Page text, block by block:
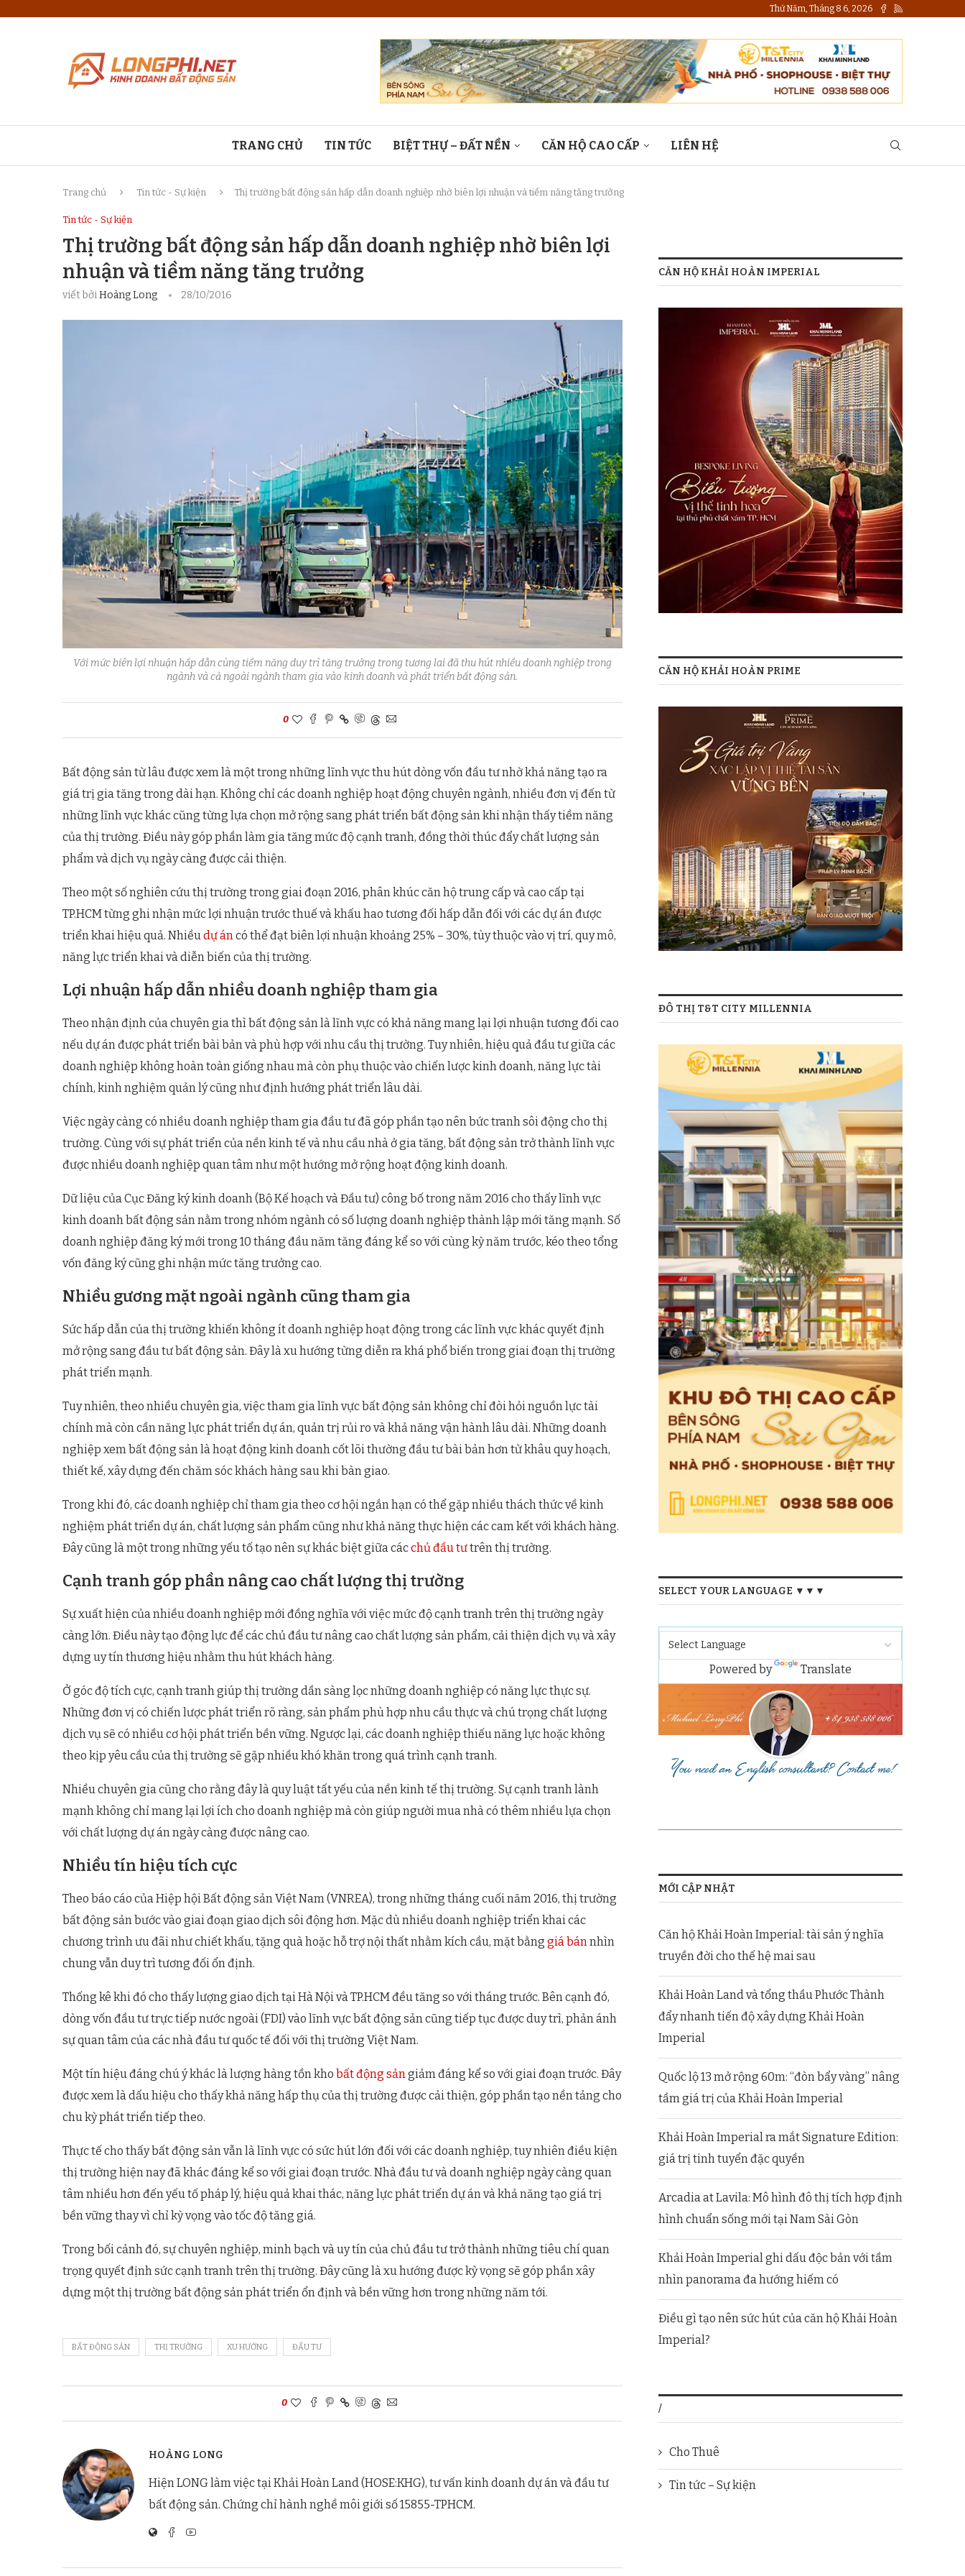
Thứ Năm, Tháng 8 6, 2026
TRANG CHỦ TIN TỨC BIỆT THỰ – ĐẤT NỀN CĂN HỘ CAO CẤP LIÊN HỆ
Trang chủ Tin tức - Sự kiện Thị trường bất động sản hấp dẫn doanh nghiệp nhờ biên lợi nhuận và tiềm năng tăng trưởng
Tin tức - Sự kiện
Thị trường bất động sản hấp dẫn doanh nghiệp nhờ biên lợi
nhuận và tiềm năng tăng trưởng
viết bởiHoàng Long 28/10/2016
Với mức biên lợi nhuận hấp dẫn cùng tiềm năng duy trì tăng trưởng trong tương lai đã thu hút nhiều doanh nghiệp trong
ngành và cả ngoài ngành tham gia vào kinh doanh và phát triển bất động sản.
0
Bất động sản từ lâu được xem là một trong những lĩnh vực thu hút dòng vốn đầu tư nhờ khả năng tạo ra
giá trị gia tăng trong dài hạn. Không chỉ các doanh nghiệp hoạt động chuyên ngành, nhiều đơn vị đến từ
những lĩnh vực khác cũng từng lựa chọn mở rộng sang phát triển bất động sản khi nhận thấy tiềm năng
của thị trường. Điều này góp phần làm gia tăng mức độ cạnh tranh, đồng thời thúc đẩy chất lượng sản
phẩm và dịch vụ ngày càng được cải thiện.
Theo một số nghiên cứu thị trường trong giai đoạn 2016, phân khúc căn hộ trung cấp và cao cấp tại
TP.HCM từng ghi nhận mức lợi nhuận trước thuế và khấu hao tương đối hấp dẫn đối với các dự án được
triển khai hiệu quả. Nhiềudự áncó thể đạt biên lợi nhuận khoảng 25% – 30%, tùy thuộc vào vị trí, quy mô,
năng lực triển khai và diễn biến của thị trường.
Lợi nhuận hấp dẫn nhiều doanh nghiệp tham gia
Theo nhận định của chuyên gia thì bất động sản là lĩnh vực có khả năng mang lại lợi nhuận tương đối cao
nếu dự án được phát triển bài bản và phù hợp với nhu cầu thị trường. Tuy nhiên, hiệu quả đầu tư giữa các
doanh nghiệp không hoàn toàn giống nhau mà còn phụ thuộc vào chiến lược kinh doanh, năng lực tài
chính, kinh nghiệm quản lý cũng như định hướng phát triển lâu dài.
Việc ngày càng có nhiều doanh nghiệp tham gia đầu tư đã góp phần tạo nên bức tranh sôi động cho thị
trường. Cùng với sự phát triển của nền kinh tế và nhu cầu nhà ở gia tăng, bất động sản trở thành lĩnh vực
được nhiều doanh nghiệp quan tâm như một hướng mở rộng hoạt động kinh doanh.
Dữ liệu của Cục Đăng ký kinh doanh (Bộ Kế hoạch và Đầu tư) công bố trong năm 2016 cho thấy lĩnh vực
kinh doanh bất động sản nằm trong nhóm ngành có số lượng doanh nghiệp thành lập mới tăng mạnh. Số
doanh nghiệp đăng ký mới trong 10 tháng đầu năm tăng đáng kể so với cùng kỳ năm trước, kéo theo tổng
vốn đăng ký cũng ghi nhận mức tăng trưởng cao.
Nhiều gương mặt ngoài ngành cũng tham gia
Sức hấp dẫn của thị trường khiến không ít doanh nghiệp hoạt động trong các lĩnh vực khác quyết định
mở rộng sang đầu tư bất động sản. Đây là xu hướng từng diễn ra khá phổ biến trong giai đoạn thị trường
phát triển mạnh.
Tuy nhiên, theo nhiều chuyên gia, việc tham gia lĩnh vực bất động sản không chỉ đòi hỏi nguồn lực tài
chính mà còn cần năng lực phát triển dự án, quản trị rủi ro và khả năng vận hành lâu dài. Những doanh
nghiệp xem bất động sản là hoạt động kinh doanh cốt lõi thường đầu tư bài bản hơn từ khâu quy hoạch,
thiết kế, xây dựng đến chăm sóc khách hàng sau khi bàn giao.
Trong khi đó, các doanh nghiệp chỉ tham gia theo cơ hội ngắn hạn có thể gặp nhiều thách thức về kinh
nghiệm phát triển dự án, chất lượng sản phẩm cũng như khả năng thực hiện các cam kết với khách hàng.
Đây cũng là một trong những yếu tố tạo nên sự khác biệt giữa cácchủ đầu tưtrên thị trường.
Cạnh tranh góp phần nâng cao chất lượng thị trường
Sự xuất hiện của nhiều doanh nghiệp mới đồng nghĩa với việc mức độ cạnh tranh trên thị trường ngày
càng lớn. Điều này tạo động lực để các chủ đầu tư nâng cao chất lượng sản phẩm, cải thiện dịch vụ và xây
dựng uy tín thương hiệu nhằm thu hút khách hàng.
Ở góc độ tích cực, cạnh tranh giúp thị trường dần sàng lọc những doanh nghiệp có năng lực thực sự.
Những đơn vị có chiến lược phát triển rõ ràng, sản phẩm phù hợp nhu cầu thực và chú trọng chất lượng
dịch vụ sẽ có nhiều cơ hội phát triển bền vững. Ngược lại, các doanh nghiệp thiếu năng lực hoặc không
theo kịp yêu cầu của thị trường sẽ gặp nhiều khó khăn trong quá trình cạnh tranh.
Nhiều chuyên gia cũng cho rằng đây là quy luật tất yếu của nền kinh tế thị trường. Sự cạnh tranh lành
mạnh không chỉ mang lại lợi ích cho doanh nghiệp mà còn giúp người mua nhà có thêm nhiều lựa chọn
với chất lượng dự án ngày càng được nâng cao.
Nhiều tín hiệu tích cực
Theo báo cáo của Hiệp hội Bất động sản Việt Nam (VNREA), trong những tháng cuối năm 2016, thị trường
bất động sản bước vào giai đoạn giao dịch sôi động hơn. Mặc dù nhiều doanh nghiệp triển khai các
chương trình ưu đãi như chiết khấu, tặng quà hoặc hỗ trợ nội thất nhằm kích cầu, mặt bằng giá bánnhìn
chung vẫn duy trì tương đối ổn định.
Thống kê khi đó cho thấy lượng giao dịch tại Hà Nội và TP.HCM đều tăng so với tháng trước. Bên cạnh đó,
dòng vốn đầu tư trực tiếp nước ngoài (FDI) vào lĩnh vực bất động sản cũng tiếp tục được duy trì, phản ánh
sự quan tâm của các nhà đầu tư quốc tế đối với thị trường Việt Nam.
Một tín hiệu đáng chú ý khác là lượng hàng tồn kho bất động sảngiảm đáng kể so với giai đoạn trước. Đây
được xem là dấu hiệu cho thấy khả năng hấp thụ của thị trường được cải thiện, góp phần tạo nền tảng cho
chu kỳ phát triển tiếp theo.
Thực tế cho thấy bất động sản vẫn là lĩnh vực có sức hút lớn đối với các doanh nghiệp, tuy nhiên điều kiện
thị trường hiện nay đã khác đáng kể so với giai đoạn trước. Nhà đầu tư và doanh nghiệp ngày càng quan
tâm nhiều hơn đến yếu tố pháp lý, hiệu quả khai thác, năng lực phát triển dự án và khả năng tạo giá trị
bền vững thay vì chỉ kỳ vọng vào tốc độ tăng giá.
Trong bối cảnh đó, sự chuyên nghiệp, minh bạch và uy tín của chủ đầu tư trở thành những tiêu chí quan
trọng quyết định sức cạnh tranh trên thị trường. Đây cũng là xu hướng được kỳ vọng sẽ góp phần xây
dựng một thị trường bất động sản phát triển ổn định và bền vững hơn trong những năm tới.
BẤT ĐỘNG SẢN THỊ TRƯỜNG XU HƯỚNG ĐẦU TƯ
0
HOÀNG LONG
Hiện LONG làm việc tại Khải Hoàn Land (HOSE:KHG), tư vấn kinh doanh dự án và đầu tư
bất động sản. Chứng chỉ hành nghề môi giới số 15855-TPHCM.
CĂN HỘ KHẢI HOÀN IMPERIAL
CĂN HỘ KHẢI HOÀN PRIME
ĐÔ THỊ T&T CITY MILLENNIA
SELECT YOUR LANGUAGE ▼▼▼
Powered by Translate
MỚI CẬP NHẬT
Căn hộ Khải Hoàn Imperial: tài sản ý nghĩa
truyền đời cho thế hệ mai sau
Khải Hoàn Land và tổng thầu Phước Thành
đẩy nhanh tiến độ xây dựng Khải Hoàn
Imperial
Quốc lộ 13 mở rộng 60m: “đòn bẩy vàng” nâng
tầm giá trị của Khải Hoàn Imperial
Khải Hoàn Imperial ra mắt Signature Edition:
giá trị tinh tuyển đặc quyền
Arcadia at Lavila: Mô hình đô thị tích hợp định
hình chuẩn sống mới tại Nam Sài Gòn
Khải Hoàn Imperial ghi dấu độc bản với tầm
nhìn panorama đa hướng hiếm có
Điều gì tạo nên sức hút của căn hộ Khải Hoàn
Imperial?
/
Cho Thuê
Tin tức – Sự kiện